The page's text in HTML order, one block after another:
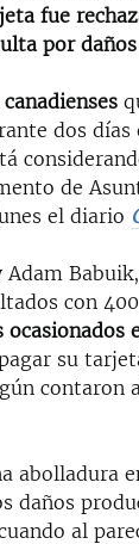
EN AMÉRICA
UCRANIA
fue
por
dos días
de
el diario
con
ocasionados
su
contaron
abolladura
daños
al